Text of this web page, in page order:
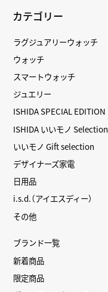
カテゴリー
ラグジュアリーウォッチ
ウォッチ
スマートウォッチ
ジュエリー
ISHIDA SPECIAL EDITION
ISHIDA いいモノ Selection
いいモノ Gift selection
デザイナーズ家電
日用品
i.s.d.（アイエスディー）
その他
ブランド一覧
新着商品
限定商品